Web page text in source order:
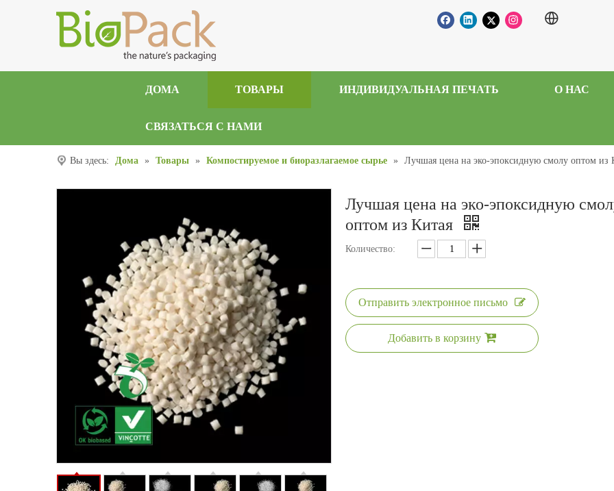
ДОМА ТОВАРЫ ИНДИВИДУАЛЬНАЯ ПЕЧАТЬ О НАС
СВЯЗАТЬСЯ С НАМИ
Вы здесь: Дома » Товары » Компостируемое и биоразлагаемое сырье » Лучшая цена на эко-эпоксидную смолу оптом из
Лучшая цена на эко-эпоксидную
оптом из Китая
Количество:
Отправить электронное письмо
Добавить в корзину